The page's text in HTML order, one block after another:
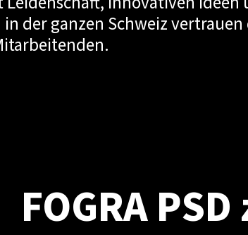
der ganzen Schweiz
FOGRA